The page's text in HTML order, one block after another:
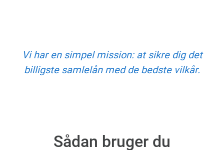
Vi har en simpel mission: at sikre dig det
billigste samlelån med de bedste vilkår.
Sådan bruger du